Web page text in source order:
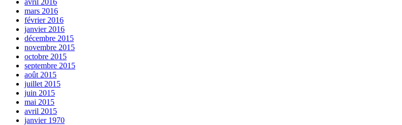
mars 2016
février 2016
janvier 2016
décembre 2015
novembre 2015
octobre 2015
septembre 2015
août 2015
juillet 2015
juin 2015
mai 2015
avril 2015
janvier 1970